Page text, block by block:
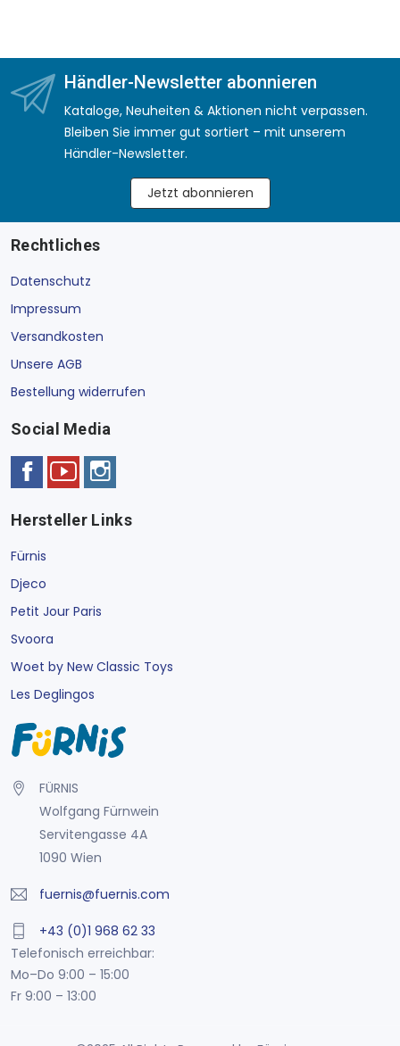
Händler-Newsletter abonnieren
Kataloge, Neuheiten & Aktionen nicht verpassen.
Bleiben Sie immer gut sortiert – mit unserem
Händler-Newsletter.
Jetzt abonnieren
Rechtliches
Datenschutz
Impressum
Versandkosten
Unsere AGB
Bestellung widerrufen
Social Media
Hersteller Links
Fürnis
Djeco
Petit Jour Paris
Svoora
Woet by New Classic Toys
Les Deglingos
FÜRNIS
Wolfgang Fürnwein
Servitengasse 4A
1090 Wien
fuernis@fuernis.com
+43 (0)1 968 62 33
Telefonisch erreichbar:
Mo–Do 9:00 – 15:00
Fr 9:00 – 13:00